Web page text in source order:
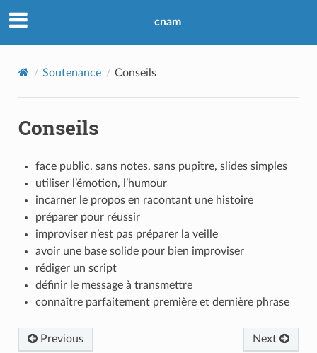
cnam
Soutenance Conseils
Conseils
face public, sans notes, sans pupitre, slides simples
utiliser l’émotion, l’humour
incarner le propos en racontant une histoire
préparer pour réussir
improviser n’est pas préparer la veille
avoir une base solide pour bien improviser
rédiger un script
définir le message à transmettre
connaître parfaitement première et dernière phrase
Previous Next